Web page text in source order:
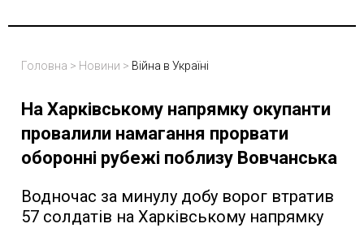
Головна > Новини > Війна в Україні
На Харківському напрямку окупанти
провалили намагання прорвати
оборонні рубежі поблизу Вовчанська
Водночас за минулу добу ворог втратив
57 солдатів на Харківському напрямку